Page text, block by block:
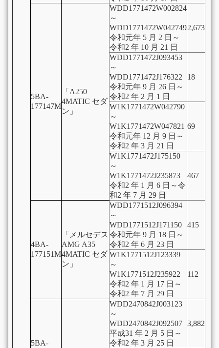
5BA-
177147M
「A250
4MATIC セダ
ン」
WDD1771472W002824
～
WDD1771472W042749
令和元年 5 月 2 日～
令和2 年 10 月 21 日
2,673
WDD1771472J093453
～
WDD1771472J176322
令和元年 9 月 26 日～
令和2 年 2 月 1 日
18
W1K1771472W042790
～
W1K1771472W047821
令和元年 12 月 9 日～
令和2 年 3 月 21 日
69
W1K1771472J175150
～
W1K1771472J235873
令和2 年 1 月 6 日～令
和2 年 7 月 29 日
467
4BA-
177151M
「メルセデス
AMG A35
4MATIC セダ
ン」
WDD1771512J096394
～
WDD1771512J171150
令和元年 9 月 18 日～
令和2 年 6 月 23 日
415
W1K1771512J123339
～
W1K1771512J235922
令和2 年 1 月 17 日～
令和2 年 7 月 29 日
112
5BA-
WDD2470842J003123
～
WDD2470842J092507
平成31 年 2 月 5 日～
令和2 年 3 月 25 日
3,882